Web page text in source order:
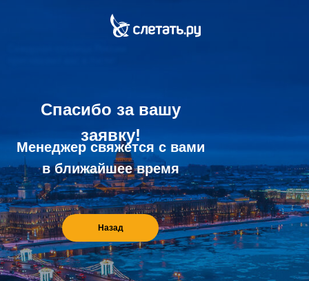
Спасибо за вашу
заявку!
Менеджер cвяжется с вами
в ближайшее время
Назад